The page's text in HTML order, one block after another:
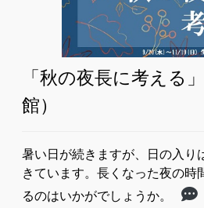
「秋の夜長に考える
館）
暑い日が続きますが、日の入り
きています。長くなった夜の時
るのはいかがでしょうか。